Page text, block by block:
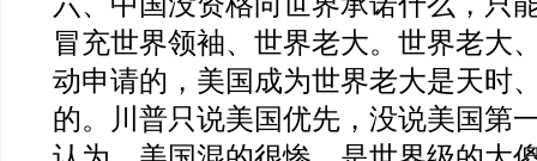
冒充世界领袖、世界老大。世界老大
动申请的，美国成为世界老大是天时
的。川普只说美国优先，没说美国第